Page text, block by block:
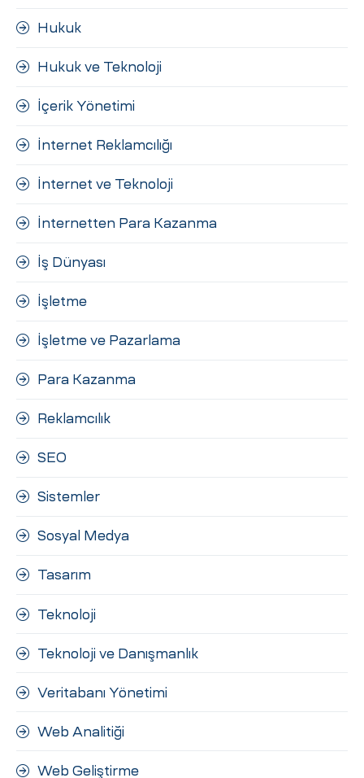
Hukuk
Hukuk ve Teknoloji
İçerik Yönetimi
İnternet Reklamcılığı
İnternet ve Teknoloji
İnternetten Para Kazanma
İş Dünyası
İşletme
İşletme ve Pazarlama
Para Kazanma
Reklamcılık
SEO
Sistemler
Sosyal Medya
Tasarım
Teknoloji
Teknoloji ve Danışmanlık
Veritabanı Yönetimi
Web Analitiği
Web Geliştirme